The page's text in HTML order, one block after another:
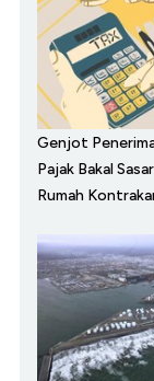
Genjot
Pajak Bakal
Rumah